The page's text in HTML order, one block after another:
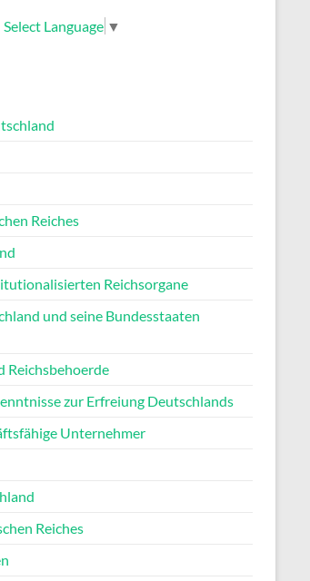
Select Language ▼
Reiches
Reichsorgane
und seine Bundesstaaten
Reichsbehoerde
zur Erfreiung Deutschlands
Unternehmer
Reiches